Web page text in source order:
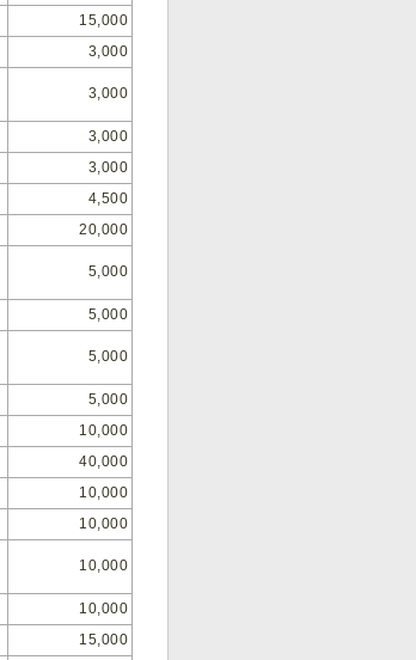
15,000
3,000
3,000
3,000
3,000
4,500
20,000
5,000
5,000
5,000
5,000
10,000
40,000
10,000
10,000
10,000
10,000
15,000